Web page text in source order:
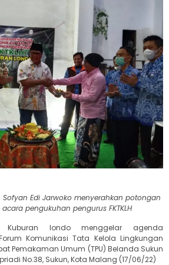
Sofyan Edi Jarwoko menyerahkan potongan
pengukuhan pengurus FKTKLH
londo menggelar agenda
Komunikasi Tata Kelola Lingkungan
Pemakaman Umum (TPU) Belanda Sukun
No.38, Sukun, Kota Malang (17/06/22)